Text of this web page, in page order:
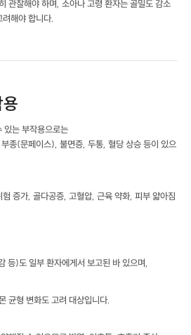
관찰해야 하며, 소아나 고령 환자는 골밀도 감소
해야 합니다.
있는 부작용으로는
종(문페이스), 불면증, 두통, 혈당 상승 등이 있으
증가, 골다공증, 고혈압, 근육 약화, 피부 얇아짐
등)도 일부 환자에게서 보고된 바 있으며,
균형 변화도 고려 대상입니다.